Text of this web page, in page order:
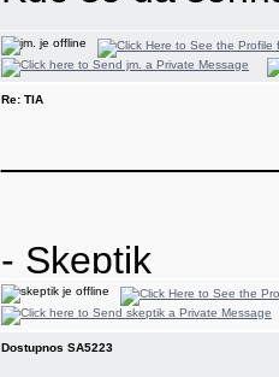
Re: TIA
- Skeptik
Dostupnos SA5223